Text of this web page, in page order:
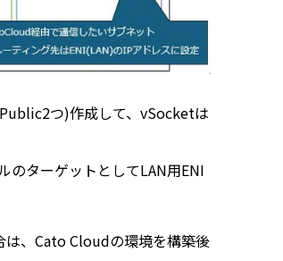
つ)作成して、vSocketは
のターゲットとしてLAN用ENI
、Cato Cloudの環境を構築後